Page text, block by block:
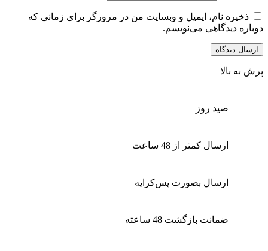
ذخیره نام، ایمیل و وبسایت من در مرورگر برای زمانی که
دوباره دیدگاهی می‌نویسم.
پرش به بالا
صید روز
ارسال کمتر از 48 ساعت
ارسال بصورت پس‌کرایه
ضمانت بازگشت 48 ساعته